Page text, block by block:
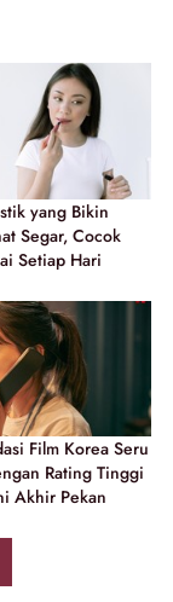
yang Bikin
Segar, Cocok
Setiap Hari
Film Korea Seru
Rating Tinggi
Akhir Pekan